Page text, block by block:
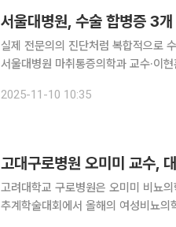
서울대병원, 수술 합병증 3
실제 전문의의 진단처럼 복합적으로 수
서울대병원 마취통증의학과 교수·이
2025-11-10 10:35
고대구로병원 오미미 교수,
고려대학교 구로병원은 오미미 비뇨
추계학술대회에서 올해의 여성비뇨의학자상을 수